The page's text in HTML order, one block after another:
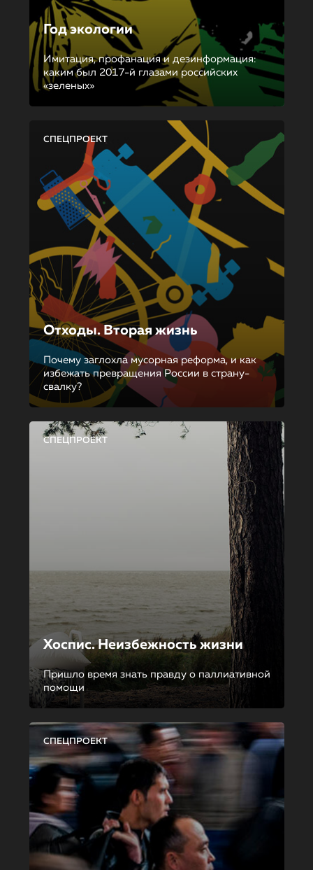
Год экологии
Имитация, профанация и дезинформация:
каким был 2017-й глазами российских
«зеленых»
СПЕЦПРОЕКТ
Отходы. Вторая жизнь
Почему заглохла мусорная реформа, и как
избежать превращения России в страну-
свалку?
СПЕЦПРОЕКТ
Хоспис. Неизбежность жизни
Пришло время знать правду о паллиативной
помощи
СПЕЦПРОЕКТ